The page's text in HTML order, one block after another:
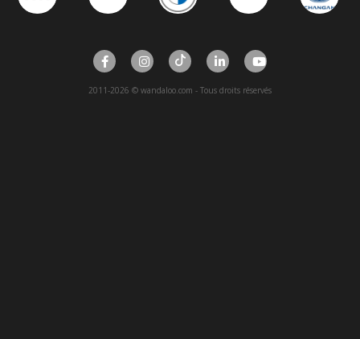
2011-2026 © wandaloo.com - Tous droits réservés